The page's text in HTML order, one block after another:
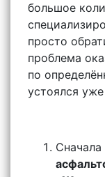
большое
просто
проблема
по
устоялся
Сначала